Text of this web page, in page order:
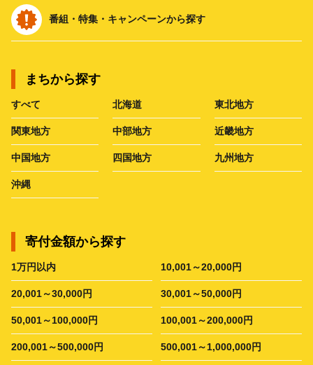
番組・特集・キャンペーンから探す
まちから探す
すべて 北海道 東北地方
関東地方 中部地方 近畿地方
中国地方 四国地方 九州地方
沖縄
寄付金額から探す
1万円以内 10,001～20,000円
20,001～30,000円 30,001～50,000円
50,001～100,000円 100,001～200,000円
200,001～500,000円 500,001～1,000,000円